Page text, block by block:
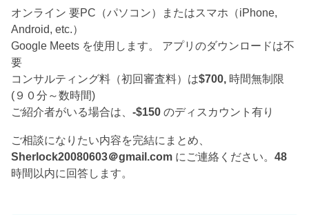
オンライン 要PC（パソコン）またはスマホ（iPhone,
Android, etc.）
Google Meets を使用します。 アプリのダウンロードは不
要
コンサルティング料（初回審査料）は$700, 時間無制限
(９０分～数時間)
ご紹介者がいる場合は、-$150 のディスカウント有り
ご相談になりたい内容を完結にまとめ、
Sherlock20080603＠gmail.com にご連絡ください。48
時間以内に回答します。